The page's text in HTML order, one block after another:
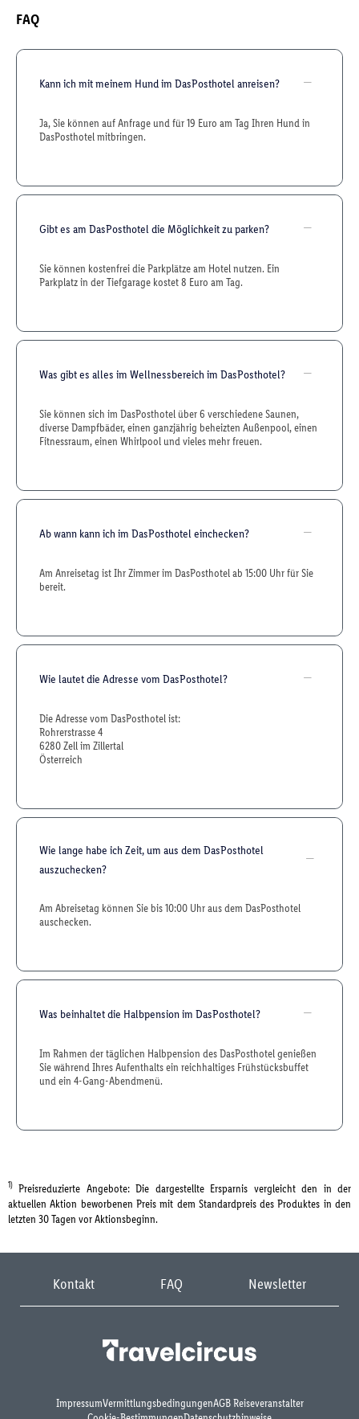
FAQ
Kann ich mit meinem Hund im DasPosthotel anreisen?
Ja, Sie können auf Anfrage und für 19 Euro am Tag Ihren Hund in
DasPosthotel mitbringen.
Gibt es am DasPosthotel die Möglichkeit zu parken?
Sie können kostenfrei die Parkplätze am Hotel nutzen. Ein
Parkplatz in der Tiefgarage kostet 8 Euro am Tag.
Was gibt es alles im Wellnessbereich im DasPosthotel?
Sie können sich im DasPosthotel über 6 verschiedene Saunen,
diverse Dampfbäder, einen ganzjährig beheizten Außenpool, einen
Fitnessraum, einen Whirlpool und vieles mehr freuen.
Ab wann kann ich im DasPosthotel einchecken?
Am Anreisetag ist Ihr Zimmer im DasPosthotel ab 15:00 Uhr für Sie
bereit.
Wie lautet die Adresse vom DasPosthotel?
Die Adresse vom DasPosthotel ist:
Rohrerstrasse 4
6280 Zell im Zillertal
Österreich
Wie lange habe ich Zeit, um aus dem DasPosthotel
auszuchecken?
Am Abreisetag können Sie bis 10:00 Uhr aus dem DasPosthotel
auschecken.
Was beinhaltet die Halbpension im DasPosthotel?
Im Rahmen der täglichen Halbpension des DasPosthotel genießen
Sie während Ihres Aufenthalts ein reichhaltiges Frühstücksbuffet
und ein 4-Gang-Abendmenü.
1) Preisreduzierte Angebote: Die dargestellte Ersparnis vergleicht den in der
aktuellen Aktion beworbenen Preis mit dem Standardpreis des Produktes in den
letzten 30 Tagen vor Aktionsbeginn.
Kontakt FAQ Newsletter
ImpressumVermittlungsbedingungenAGB Reiseveranstalter